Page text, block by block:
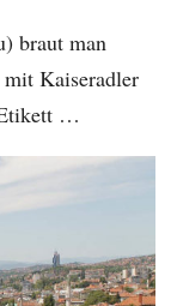
braut man
mit Kaiseradler
…